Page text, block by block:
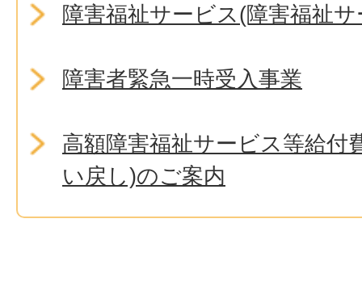
障害福祉サービス(障害福祉
障害者緊急一時受入事業
高額障害福祉サービス等給付
い戻し)のご案内